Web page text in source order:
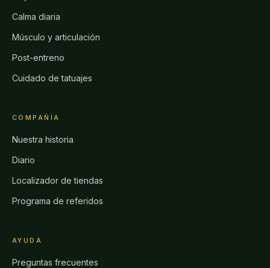
Calma diaria
Músculo y articulación
Post-entreno
Cuidado de tatuajes
COMPAÑÍA
Nuestra historia
Diario
Localizador de tiendas
Programa de referidos
AYUDA
Preguntas frecuentes